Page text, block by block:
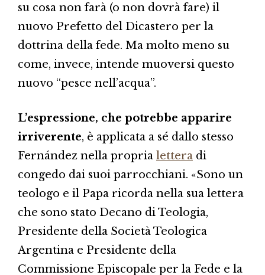
su cosa non farà (o non dovrà fare) il
nuovo Prefetto del Dicastero per la
dottrina della fede. Ma molto meno su
come, invece, intende muoversi questo
nuovo “pesce nell’acqua”.
L’espressione, che potrebbe apparire
irriverente, è applicata a sé dallo stesso
Fernández nella propria lettera di
congedo dai suoi parrocchiani. «Sono un
teologo e il Papa ricorda nella sua lettera
che sono stato Decano di Teologia,
Presidente della Società Teologica
Argentina e Presidente della
Commissione Episcopale per la Fede e la